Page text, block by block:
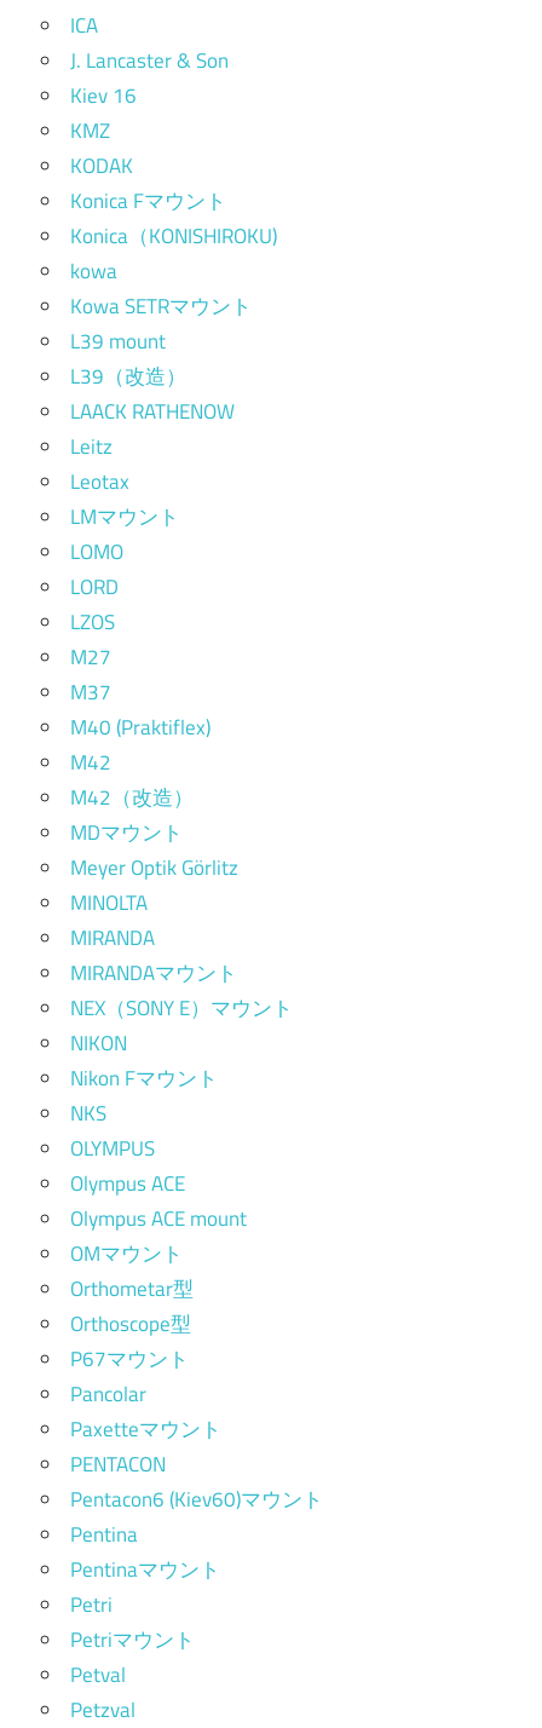
ICA
J. Lancaster & Son
Kiev 16
KMZ
KODAK
Konica Fマウント
Konica（KONISHIROKU)
kowa
Kowa SETRマウント
L39 mount
L39（改造）
LAACK RATHENOW
Leitz
Leotax
LMマウント
LOMO
LORD
LZOS
M27
M37
M40 (Praktiflex)
M42
M42（改造）
MDマウント
Meyer Optik Görlitz
MINOLTA
MIRANDA
MIRANDAマウント
NEX（SONY E）マウント
NIKON
Nikon Fマウント
NKS
OLYMPUS
Olympus ACE
Olympus ACE mount
OMマウント
Orthometar型
Orthoscope型
P67マウント
Pancolar
Paxetteマウント
PENTACON
Pentacon6 (Kiev60)マウント
Pentina
Pentinaマウント
Petri
Petriマウント
Petval
Petzval